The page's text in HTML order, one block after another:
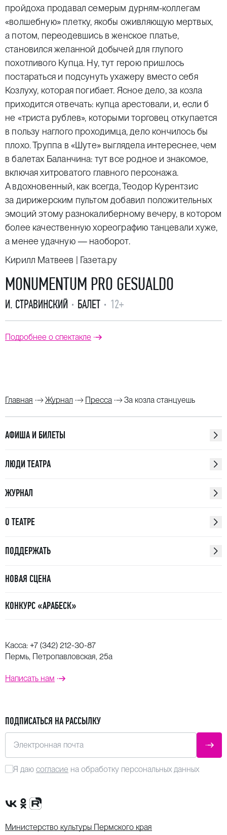
пройдоха продавал семерым дурням-коллегам
«волшебную» плетку, якобы оживляющую мертвых,
а потом, переодевшись в женское платье,
становился желанной добычей для глупого
похотливого Купца. Ну, тут герою пришлось
постараться и подсунуть ухажеру вместо себя
Козлуху, которая погибает. Ясное дело, за козла
приходится отвечать: купца арестовали, и, если б
не «триста рублев», которыми торговец откупается
в пользу наглого проходимца, дело кончилось бы
плохо. Труппа в «Шуте» выглядела интереснее, чем
в балетах Баланчина: тут все родное и знакомое,
включая хитроватого главного персонажа.
А вдохновенный, как всегда, Теодор Курентзис
за дирижерским пультом добавил положительных
эмоций этому разнокалиберному вечеру, в котором
более качественную хореографию танцевали хуже,
а менее удачную — наоборот.
Кирилл Матвеев | Газета.ру
MONUMENTUM PRO GESUALDO
И. СТРАВИНСКИЙ БАЛЕТ 12+
Подробнее о спектакле
Главная Журнал Пресса За козла станцуешь
АФИША И БИЛЕТЫ
ЛЮДИ ТЕАТРА
ЖУРНАЛ
О ТЕАТРЕ
ПОДДЕРЖАТЬ
НОВАЯ СЦЕНА
КОНКУРС «АРАБЕСК»
Касса: +7 (342) 212-30-87
Пермь, Петропавловская, 25а
Написать нам
ПОДПИСАТЬСЯ НА РАССЫЛКУ
Электронная почта
Я даю согласие на обработку персональных данных
Сообщество VK
Группа в одноклассниках
Канал Rutube
Министерство культуры Пермского края